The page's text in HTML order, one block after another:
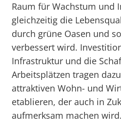
Raum für Wachstum und
gleichzeitig die
durch grüne Oasen und
verbessert wird.
Infrastruktur und die
Arbeitsplätzen tragen
attraktiven Wohn- und
etablieren, der auch in
aufmerksam machen wird.